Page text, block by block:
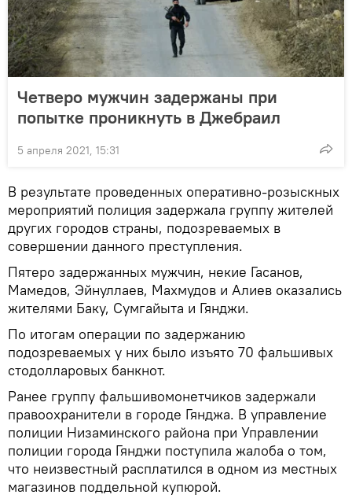
Четверо мужчин задержаны при
попытке проникнуть в Джебраил
5 апреля 2021, 15:31
В результате проведенных оперативно-розыскных
мероприятий полиция задержала группу жителей
других городов страны, подозреваемых в
совершении данного преступления.
Пятеро задержанных мужчин, некие Гасанов,
Мамедов, Эйнуллаев, Махмудов и Алиев оказались
жителями Баку, Сумгайыта и Гянджи.
По итогам операции по задержанию
подозреваемых у них было изъято 70 фальшивых
стодолларовых банкнот.
Ранее группу фальшивомонетчиков задержали
правоохранители в городе Гянджа. В управление
полиции Низаминского района при Управлении
полиции города Гянджи поступила жалоба о том,
что неизвестный расплатился в одном из местных
магазинов поддельной купюрой.